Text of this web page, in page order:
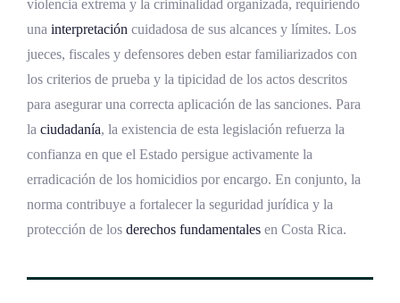
violencia extrema y la criminalidad organizada, requiriendo
una interpretación cuidadosa de sus alcances y límites. Los
jueces, fiscales y defensores deben estar familiarizados con
los criterios de prueba y la tipicidad de los actos descritos
para asegurar una correcta aplicación de las sanciones. Para
la ciudadanía, la existencia de esta legislación refuerza la
confianza en que el Estado persigue activamente la
erradicación de los homicidios por encargo. En conjunto, la
norma contribuye a fortalecer la seguridad jurídica y la
protección de los derechos fundamentales en Costa Rica.